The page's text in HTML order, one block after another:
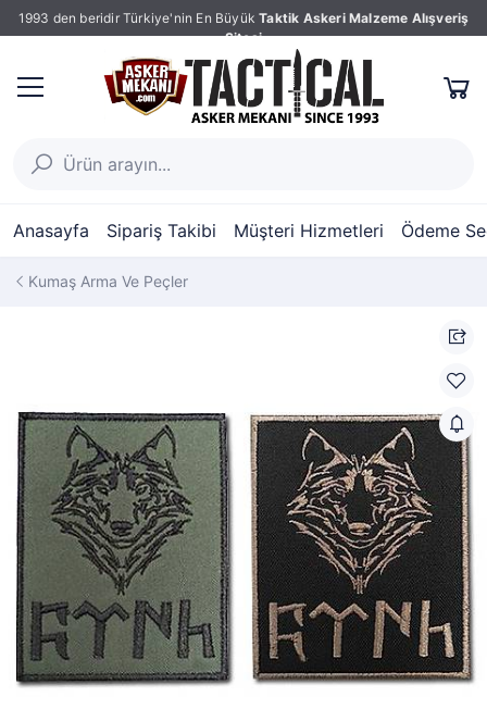
1993 den beridir Türkiye'nin En Büyük Taktik Askeri Malzeme Alışveriş
Sitesi
Anasayfa Sipariş Takibi Müşteri Hizmetleri Ödeme
Kumaş Arma Ve Peçler